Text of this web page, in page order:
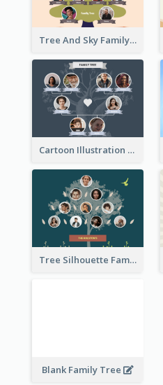
Tree And Sky Family Tree
Cartoon Illustration Family Tree Collage
Tree Silhouette Family Tree
Blank Family Tree